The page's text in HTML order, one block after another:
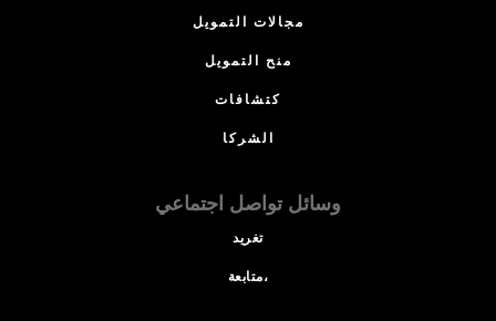
مجالات التمويل
منح التمويل
كتشافات
الشركا
وسائل تواصل اجتماعي
تغريد
متابعة،